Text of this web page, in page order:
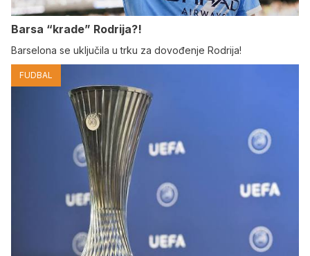
Barsa “krade” Rodrija?!
Barselona se uključila u trku za dovođenje Rodrija!
FUDBAL